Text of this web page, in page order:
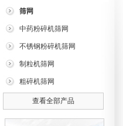
筛网
中药粉碎机筛网
不锈钢粉碎机筛网
制粒机筛网
粗碎机筛网
查看全部产品